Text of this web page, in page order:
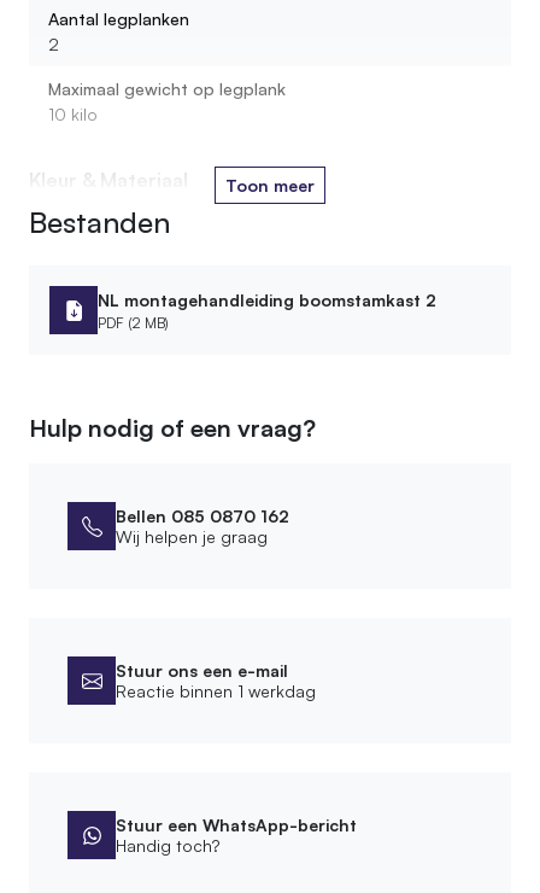
Aantal legplanken
2
Maximaal gewicht op legplank
10 kilo
Kleur & Materiaal
Houtsoort stam
Houtsoort plank
Loofhout
Soort legplank
Afmetingen
Leveringsvorm
Vrijstaand
Bevestigingsmateriaal meegeleverd
Toon meer
Bestanden
NL montagehandleiding boomstamkast 2
PDF (2 MB)
Hulp nodig of een vraag?
Bellen 085 0870 162
Wij helpen je graag
Stuur ons een e-mail
Reactie binnen 1 werkdag
Stuur een WhatsApp-bericht
Handig toch?